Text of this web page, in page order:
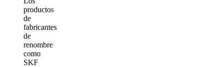
productos
de
fabricantes
de
renombre
como
SKF